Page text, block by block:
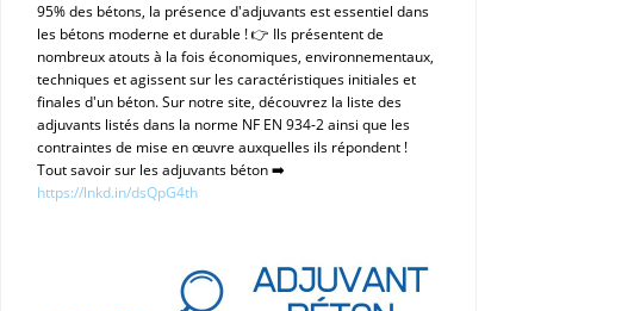
95% des bétons, la présence d'adjuvants est essentiel dans
les bétons moderne et durable ! 👉 Ils présentent de
nombreux atouts à la fois économiques, environnementaux,
techniques et agissent sur les caractéristiques initiales et
finales d'un béton. Sur notre site, découvrez la liste des
adjuvants listés dans la norme NF EN 934-2 ainsi que les
contraintes de mise en œuvre auxquelles ils répondent !
Tout savoir sur les adjuvants béton ➡️
https://lnkd.in/dsQpG4th